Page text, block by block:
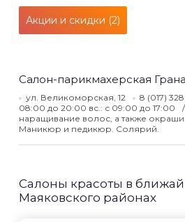
Акции и скидки (2)
Салон-парикмахерская
ул. Великоморская, 12 8 (017)
08:00 до 20:00 вс.: с 09:00 до 17:00
наращивание волос, а также
Маникюр и педикюр. Солярий.
Салоны красоты в
Маяковского районах